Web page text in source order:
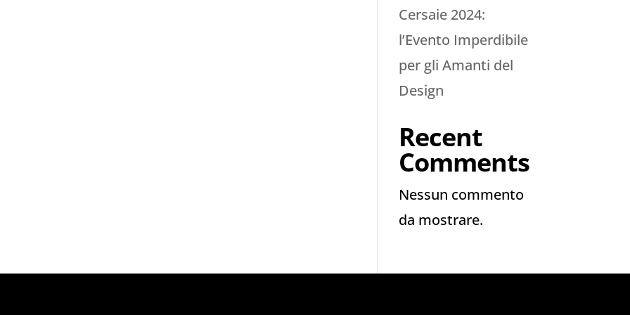
Cersaie 2024:
l’Evento Imperdibile
per gli Amanti del
Design
Recent
Comments
Nessun commento
da mostrare.